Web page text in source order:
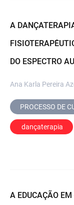
A
DO ESPECTRO
Ana Karla Pereira
dançaterapia
A EDUCAÇÃO